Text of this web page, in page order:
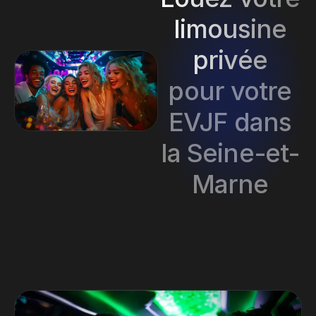
limousine
privée
pour votre
EVJF dans
la Seine-et-
Marne